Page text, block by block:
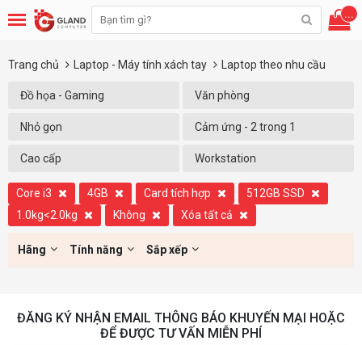
...
Trang chủ Laptop - Máy tính xách tay Laptop theo nhu cầu
Đồ họa - Gaming Văn phòng
Nhỏ gọn Cảm ứng - 2 trong 1
Cao cấp Workstation
Core i3 4GB Card tích hợp
512GB SSD
1.0kg<2.0kg
Không Xóa tất cả
Hãng Tính năng Sắp xếp
ĐĂNG KÝ NHẬN EMAIL THÔNG BÁO KHUYẾN MẠI HOẶC
ĐỂ ĐƯỢC TƯ VẤN MIỄN PHÍ